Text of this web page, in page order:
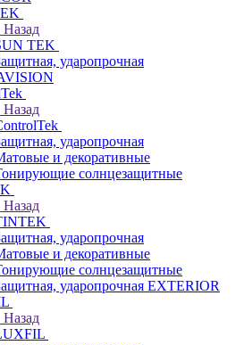
Назад
TEK
ударопрочная
Назад
ударопрочная
и декоративные
солнцезащитные
Назад
ударопрочная
и декоративные
солнцезащитные
ударопрочная EXTERIOR
Назад